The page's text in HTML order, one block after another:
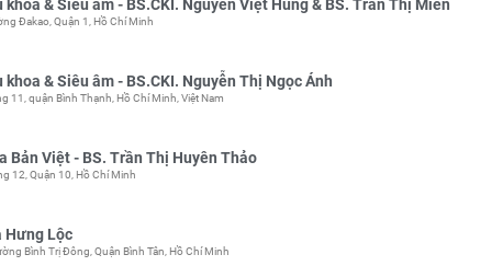
khoa & Siêu âm - BS.CKI. Nguyễn Việt Hùng & BS. Trần Thị Miền
Đakao, Quận 1, Hồ Chí Minh
& Siêu âm - BS.CKI. Nguyễn Thị Ngọc Ánh
11, quận Bình Thạnh, Hồ Chí Minh, Việt Nam
Bản Việt - BS. Trần Thị Huyên Thảo
12, Quận 10, Hồ Chí Minh
Hưng Lộc
Bình Trị Đông, Quận Bình Tân, Hồ Chí Minh